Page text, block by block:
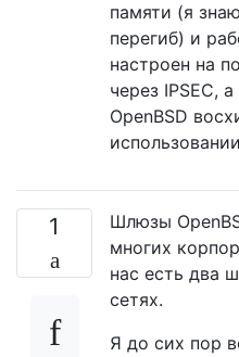
памяти (я
перегиб) и
настроен на
через IPSEC,
OpenBSD
1
Шлюзы
многих
нас есть два
сетях.
Я до сих пор